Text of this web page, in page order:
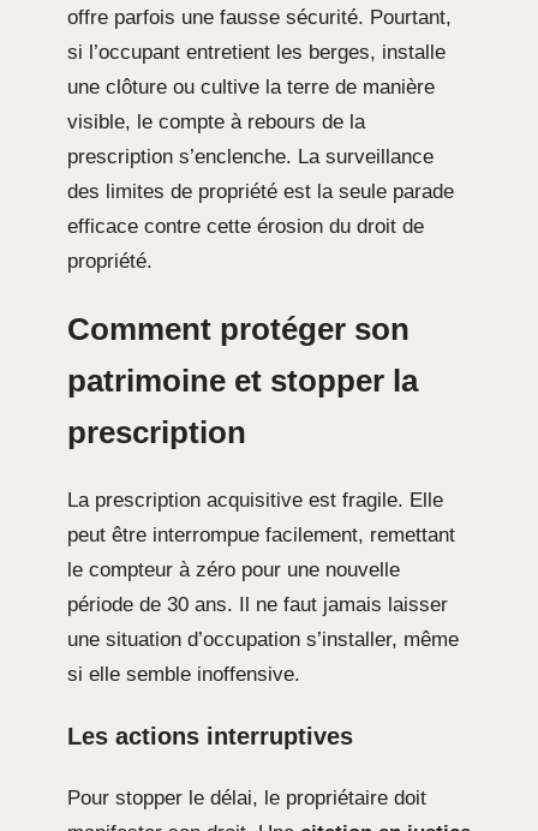
offre parfois une fausse sécurité. Pourtant,
si l’occupant entretient les berges, installe
une clôture ou cultive la terre de manière
visible, le compte à rebours de la
prescription s’enclenche. La surveillance
des limites de propriété est la seule parade
efficace contre cette érosion du droit de
propriété.
Comment protéger son
patrimoine et stopper la
prescription
La prescription acquisitive est fragile. Elle
peut être interrompue facilement, remettant
le compteur à zéro pour une nouvelle
période de 30 ans. Il ne faut jamais laisser
une situation d’occupation s’installer, même
si elle semble inoffensive.
Les actions interruptives
Pour stopper le délai, le propriétaire doit